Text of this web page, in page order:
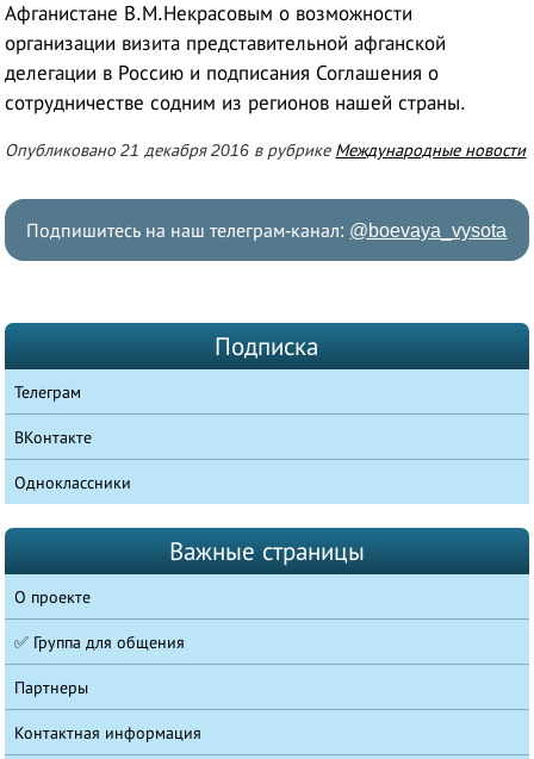
Афганистане В.М.Некрасовым о возможности
организации визита представительной афганской
делегации в Россию и подписания Соглашения о
сотрудничестве содним из регионов нашей страны.
Опубликовано 21 декабря 2016 в рубрике Международные новости
Подпишитесь на наш телеграм-канал: @boevaya_vysota
Подписка
Телеграм
ВКонтакте
Одноклассники
Важные страницы
О проекте
✅ Группа для общения
Партнеры
Контактная информация